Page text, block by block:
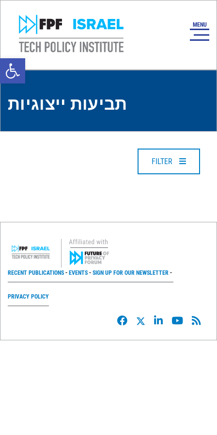
Open toolbar
תביעות ייצוגיות
FILTER
RECENT PUBLICATIONS EVENTS SIGN UP FOR OUR NEWSLETTER
PRIVACY POLICY